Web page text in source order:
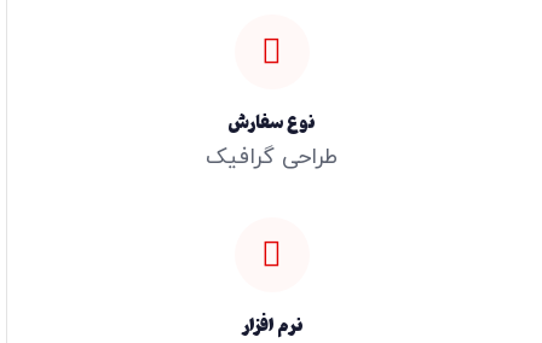
نوع سفارش
طراحی گرافیک
نرم افزار